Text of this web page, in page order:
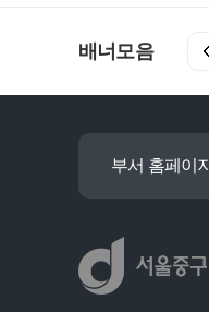
배너모음
부서 홈페이지